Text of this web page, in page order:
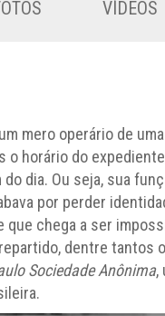
VÍDEOS
mero operário de
o horário do
dia. Ou seja, sua
por perder
que chega a ser
dentre tantos
Sociedade Anônima,